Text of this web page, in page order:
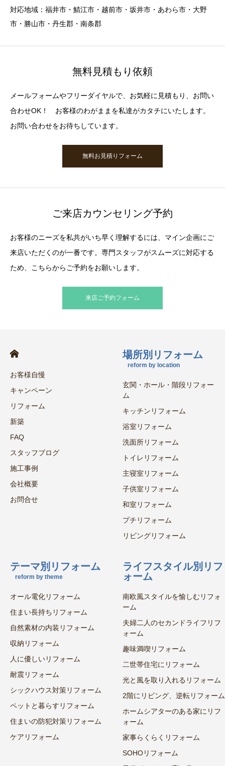
対応地域：福井市・鯖江市・越前市・坂井市・あわら市・大野
市・勝山市・丹生郡・南条郡
無料見積もり依頼
メールフォームやフリーダイヤルで、お気軽に見積もり、お問い
合わせOK！ お客様のわがままを私達がカタチにいたします。
お問い合わせをお待ちしています。
無料お見積りフォーム
ご来店カウンセリング予約
お客様のニーズを私共がいち早く理解するには、マイン企画にご
来店いただくのが一番です。専門スタッフがスムーズに対応する
ため、こちらからご予約をお願いします。
来店ご予約フォーム
お客様自慢
キャンペーン
リフォーム
新築
FAQ
スタッフブログ
施工事例
会社概要
お問合せ
場所別リフォーム
reform by location
玄関・ホール・階段リフォー
ム
キッチンリフォーム
浴室リフォーム
洗面所リフォーム
トイレリフォーム
主寝室リフォーム
子供室リフォーム
和室リフォーム
プチリフォーム
リビングリフォーム
テーマ別リフォーム
reform by theme
オール電化リフォーム
住まい長持ちリフォーム
自然素材の内装リフォーム
収納リフォーム
人に優しいリフォーム
耐震リフォーム
シックハウス対策リフォーム
ペットと暮らすリフォーム
住まいの防犯対策リフォーム
ケアリフォーム
ライフスタイル別リフ
ォーム
南欧風スタイルを愉しむリフォ
ーム
夫婦二人のセカンドライフリフ
ォーム
趣味満喫リフォーム
二世帯住宅にリフォーム
光と風を取り入れるリフォーム
2階にリビング、逆転リフォーム
ホームシアターのある家にリフ
ォーム
家事らくらくリフォーム
SOHOリフォーム